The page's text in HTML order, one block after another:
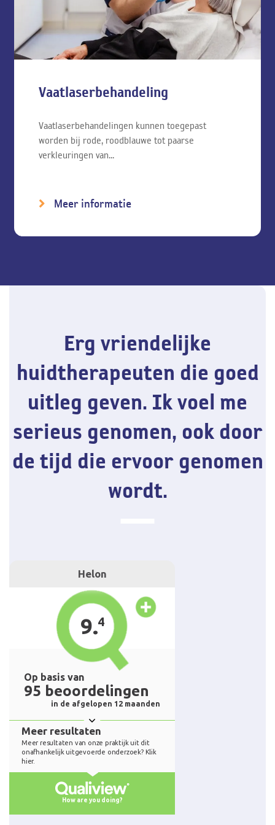
Vaatlaserbehandeling
Vaatlaserbehandelingen kunnen toegepast
worden bij rode, roodblauwe tot paarse
verkleuringen van...
Meer informatie
Erg vriendelijke
huidtherapeuten die goed
uitleg geven. Ik voel me
serieus genomen, ook door
de tijd die ervoor genomen
wordt.